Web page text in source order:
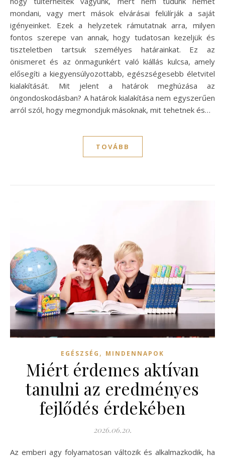
mondani, vagy mert mások elvárásai felülírják a saját
igényeinket. Ezek a helyzetek rámutatnak arra, milyen
fontos szerepe van annak, hogy tudatosan kezeljük és
tiszteletben tartsuk személyes határainkat. Ez az
önismeret és az önmagunkért való kiállás kulcsa, amely
elősegíti a kiegyensúlyozottabb, egészségesebb életvitel
kialakítását. Mit jelent a határok meghúzása az
öngondoskodásban? A határok kialakítása nem egyszerűen
arról szól, hogy megmondjuk másoknak, mit tehetnek és…
TOVÁBB
EGÉSZSÉG , MINDENNAPOK
Miért érdemes aktívan
tanulni az eredményes
fejlődés érdekében
2026.06.20.
Az emberi agy folyamatosan változik és alkalmazkodik, ha